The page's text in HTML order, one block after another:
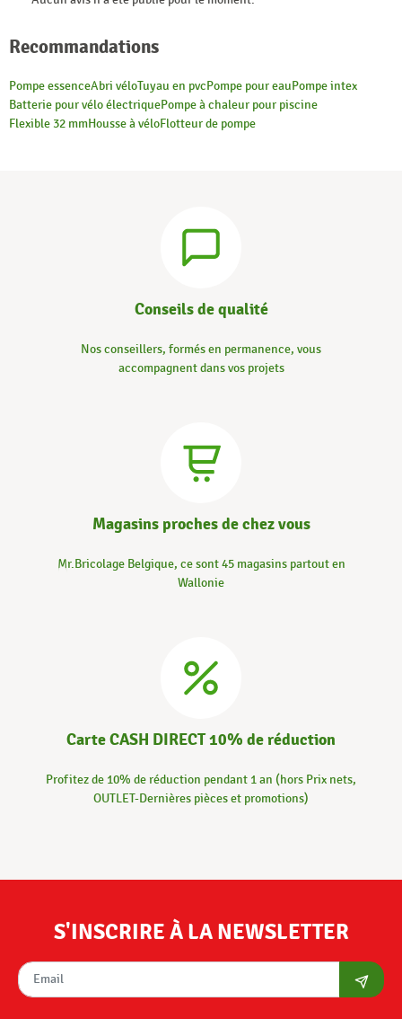
Recommandations
Pompe essenceAbri véloTuyau en pvcPompe pour eauPompe intex
Batterie pour vélo électriquePompe à chaleur pour piscine
Flexible 32 mmHousse à véloFlotteur de pompe
Conseils de qualité
Nos conseillers, formés en permanence, vous
accompagnent dans vos projets
Magasins proches de chez vous
Mr.Bricolage Belgique, ce sont 45 magasins partout en
Wallonie
Carte CASH DIRECT 10% de réduction
Profitez de 10% de réduction pendant 1 an (hors Prix nets,
OUTLET-Dernières pièces et promotions)
S'INSCRIRE À LA NEWSLETTER